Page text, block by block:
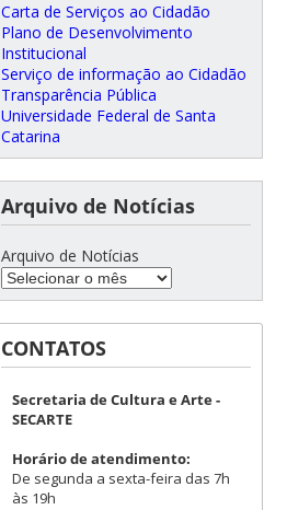
Carta de Serviços ao Cidadão
Plano de Desenvolvimento
Institucional
Serviço de informação ao Cidadão
Transparência Pública
Universidade Federal de Santa
Catarina
Arquivo de Notícias
Arquivo de Notícias
CONTATOS
Secretaria de Cultura e Arte -
SECARTE
Horário de atendimento:
De segunda a sexta-feira das 7h
às 19h